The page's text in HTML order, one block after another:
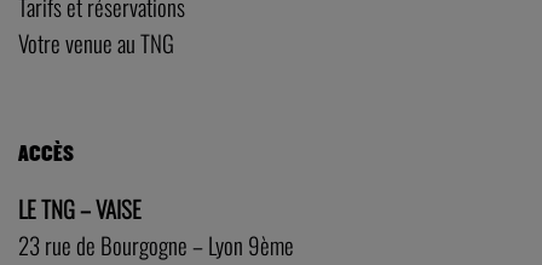
Votre venue au TNG
ACCÈS
LE TNG – VAISE
23 rue de Bourgogne – Lyon 9ème